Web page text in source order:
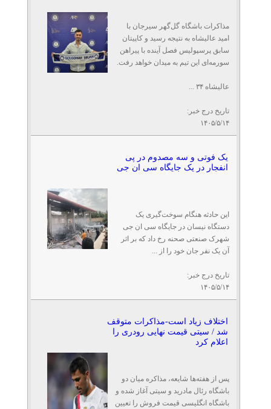
مذاکرات باشگاه گل‌گهر سیرجان با
امید عالیشاه به نتیجه رسید و کاپیتان
سابق پرسپولیس فصل آینده با پیراهن
سورمه‌ای این تیم به میدان خواهد رفت.
عالیشاه ۳۴ ...
تاریخ درج خبر:
۱۴۰۵/۵/۱۴
یک فوتی و سه مصدوم در پی
انفجار در یک جایگاه سی ان جی
این حادثه هنگام سوخت‌گیری یک
دستگاه نیسان در جایگاه سی ان جی
شهرک صنعتی صحنه رخ داد که بر اثر
آن یک نفر جان خود را از ...
تاریخ درج خبر:
۱۴۰۵/۵/۱۴
اختلاف زیاد است-مذاکرات متوقف
شد / سیتی قیمت نهایی رودری را
اعلام کرد
پس از هفته‌ها شایعه، مذاکره میان دو
باشگاه رئال مادرید و سیتی آغاز شده و
باشگاه انگلیسی قیمت فروش را تعیین